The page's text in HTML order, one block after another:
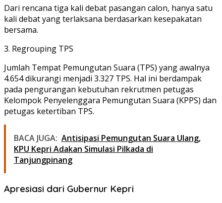
Dari rencana tiga kali debat pasangan calon, hanya satu
kali debat yang terlaksana berdasarkan kesepakatan
bersama.
3. Regrouping TPS
Jumlah Tempat Pemungutan Suara (TPS) yang awalnya
4.654 dikurangi menjadi 3.327 TPS. Hal ini berdampak
pada pengurangan kebutuhan rekrutmen petugas
Kelompok Penyelenggara Pemungutan Suara (KPPS) dan
petugas ketertiban TPS.
BACA JUGA: Antisipasi Pemungutan Suara Ulang,
KPU Kepri Adakan Simulasi Pilkada di
Tanjungpinang
Apresiasi dari Gubernur Kepri